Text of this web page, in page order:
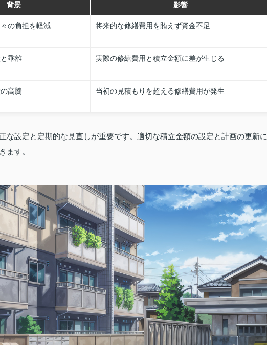
背景 影響
の負担を軽減 将来的な修繕費用を賄えず資金不足
乖離 実際の修繕費用と積立金額に差が生じる
高騰 当初の見積もりを超える修繕費用が発生
な設定と定期的な見直しが重要です。適切な積立金額の設定と計画の更新に
ます。